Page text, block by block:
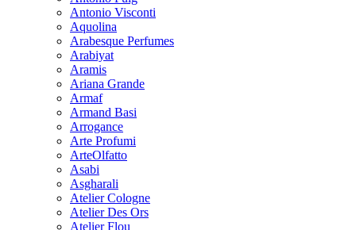
Antonio Visconti
Aquolina
Arabesque Perfumes
Arabiyat
Aramis
Ariana Grande
Armaf
Armand Basi
Arrogance
Arte Profumi
ArteOlfatto
Asabi
Asgharali
Atelier Cologne
Atelier Des Ors
Atelier Flou